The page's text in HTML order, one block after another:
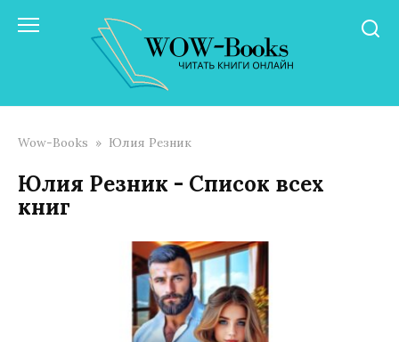
Wow-Books » Юлия Резник
Юлия Резник - Список всех
книг